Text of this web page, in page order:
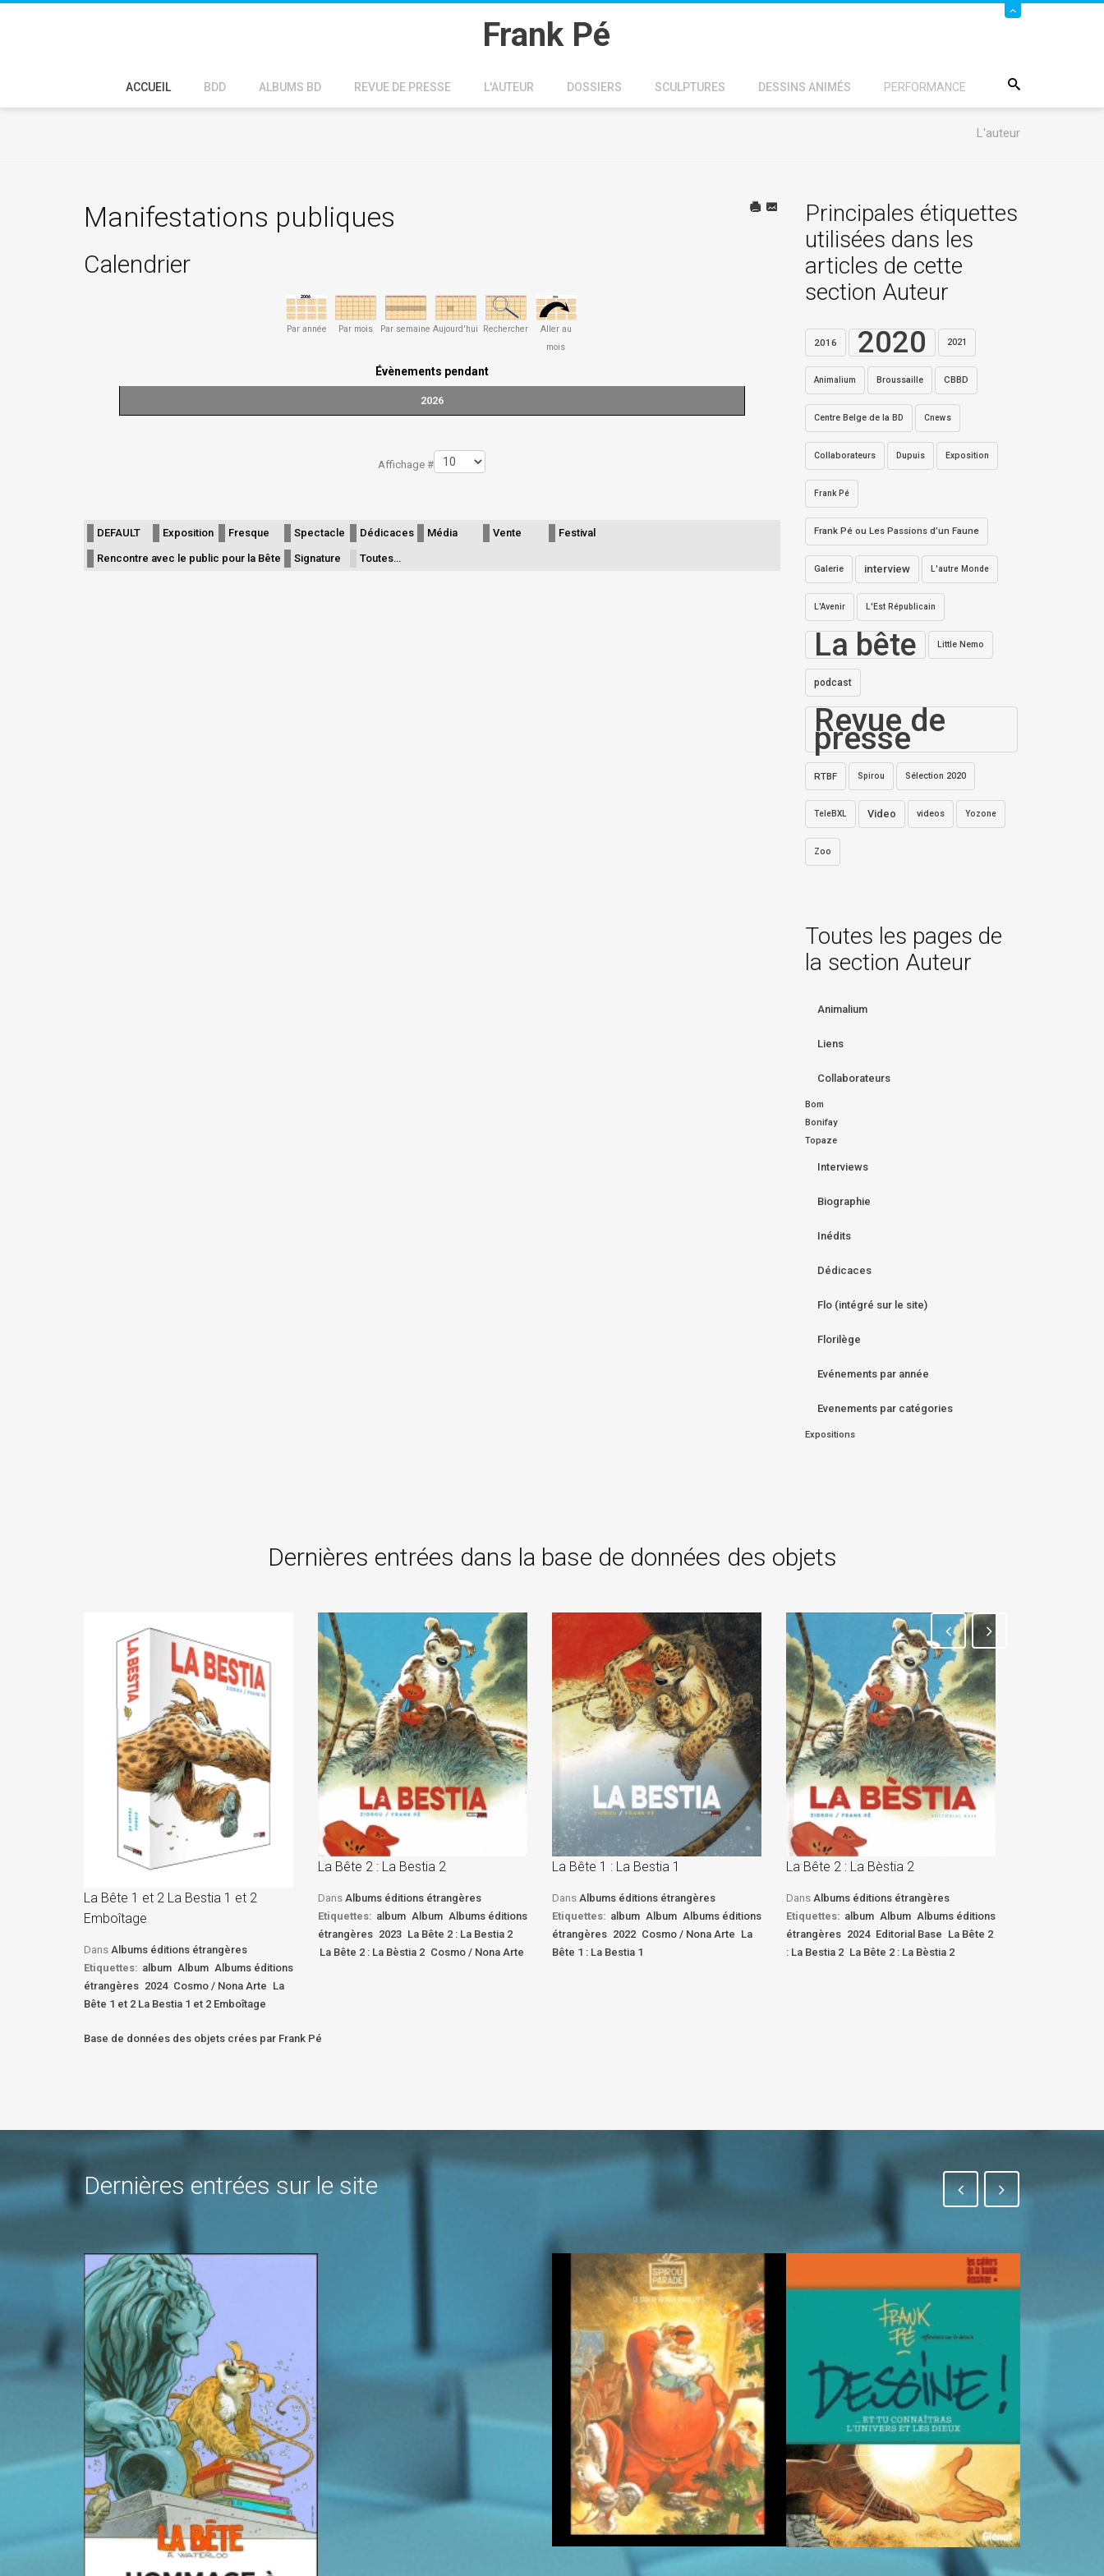
Frank Pé
ACCUEIL BDD ALBUMS BD REVUE DE PRESSE L'AUTEUR DOSSIERS SCULPTURES DESSINS ANIMÉS PERFORMANCE
L'auteur
Manifestations publiques
Calendrier
Par année Par mois Par semaine Aujourd'hui Rechercher
Aller au
mois
Évènements pendant
2026
Affichage #
DEFAULT Exposition Fresque Spectacle Dédicaces Média Vente Festival
Rencontre avec le public pour la Bête Signature Toutes…
Principales étiquettes
utilisées dans les
articles de cette
section Auteur
2016 2020 2021
Animalium Broussaille CBBD
Centre Belge de la BD Cnews
Collaborateurs Dupuis Exposition
Frank Pé
Frank Pé ou Les Passions d’un Faune
Galerie interview L'autre Monde
L'Avenir L'Est Républicain
La bête Little Nemo
podcast
Revue de
presse
RTBF Spirou Sélection 2020
TeleBXL Video videos Yozone
Zoo
Toutes les pages de
la section Auteur
Animalium
Liens
Collaborateurs
Bom
Bonifay
Topaze
Interviews
Biographie
Inédits
Dédicaces
Flo (intégré sur le site)
Florilège
Evénements par année
Evenements par catégories
Expositions
Dernières entrées dans la base de données des objets
La Bête 1 et 2 La Bestia 1 et 2
Emboîtage
Dans Albums éditions étrangères
Etiquettes: album Album Albums éditions
étrangères 2024 Cosmo / Nona Arte La
Bête 1 et 2 La Bestia 1 et 2 Emboîtage
La Bête 2 : La Bestia 2
Dans Albums éditions étrangères
Etiquettes: album Album Albums éditions
étrangères 2023 La Bête 2 : La Bestia 2
La Bête 2 : La Bèstia 2 Cosmo / Nona Arte
La Bête 1 : La Bestia 1
Dans Albums éditions étrangères
Etiquettes: album Album Albums éditions
étrangères 2022 Cosmo / Nona Arte La
Bête 1 : La Bestia 1
La Bête 2 : La Bèstia 2
Dans Albums éditions étrangères
Etiquettes: album Album Albums éditions
étrangères 2024 Editorial Base La Bête 2
: La Bestia 2 La Bête 2 : La Bèstia 2
Base de données des objets crées par Frank Pé
Dernières entrées sur le site